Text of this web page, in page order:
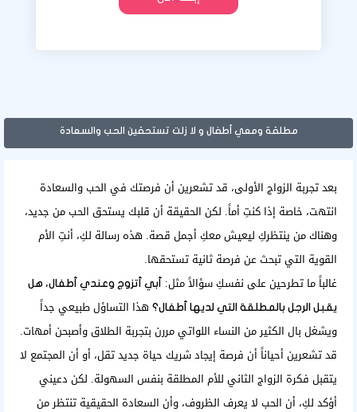
مطلقة ومعي أطفال و لا زلت تستحقين الحب والسعادة
بعد تجربة الزواج الأولى، قد تشعرين أن فرصتك في الحب والسعادة
انتهت، خاصة إذا كنتِ أماً. لكن الحقيقة أن قلبك يستحق الحب من جديد،
وهناك من ينتظركِ ليعيش معكِ أجمل قصة. هذه رسالة لكِ، أنتِ الأم
القوية التي تبحث عن فرصة ثانية تستحقها.
غالباً ما تطرحين على نفسكِ سؤالاً مثل:
أبي أتزوج وعندي أطفال، هل
يقبل الرجل بالمطلقة التي لديها أطفال؟ هذا التساؤل طبيعي جداً
ويشغل بال الكثير من النساء اللواتي مررن بتجربة الطلاق وأصبحن أمهات.
قد تشعرين أحياناً أن فرصة إيجاد شريك حياة جديد تقل، أو أن المجتمع لا
يتقبل فكرة الزواج الثاني للأم المطلقة بنفس السهولة. لكن دعيني
أؤكد لكِ، أن الحب لا يعرف الظروف، وأن السعادة الحقيقية تنتظر من